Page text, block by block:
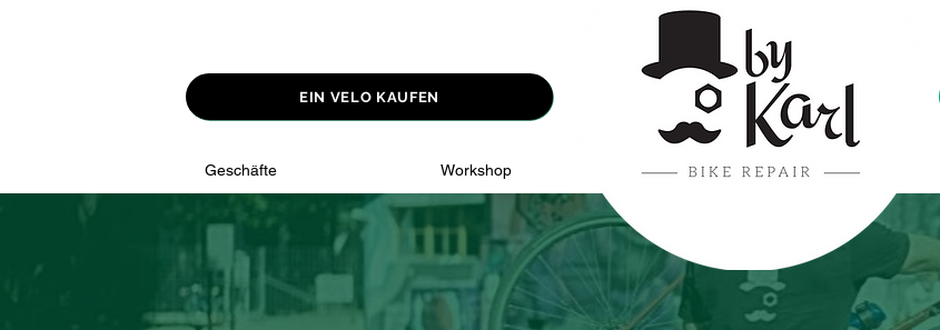
EIN VELO KAUFEN
Geschäfte Workshop Nouvelle page